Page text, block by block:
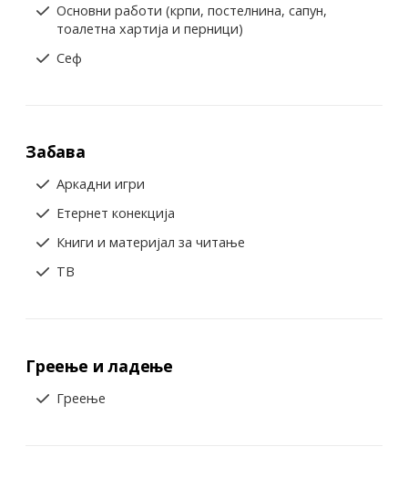
Основни работи (крпи, постелнина, сапун,
тоалетна хартија и перници)
Сеф
Забава
Аркадни игри
Етернет конекција
Книги и материјал за читање
ТВ
Греење и ладење
Греење